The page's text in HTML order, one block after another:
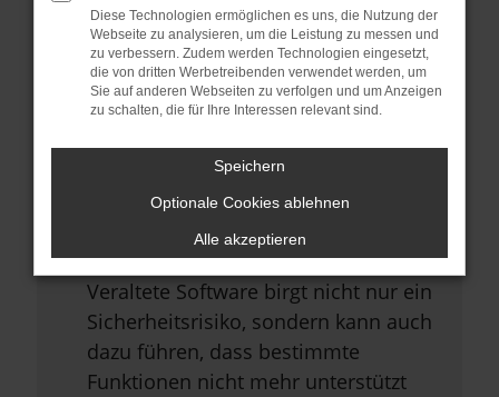
privaten Fenster?
Starte dein Gerät neu.
Das kann manchmal helfen,
Stelle sicher, dass dein Browser
und dein Betriebssystem auf dem
neuesten Stand sind.
Veraltete Software birgt nicht nur ein
Sicherheitsrisiko, sondern kann auch
dazu führen, dass bestimmte
Funktionen nicht mehr unterstützt
Diese Technologien ermöglichen es uns, die Nutzung der
Webseite zu analysieren, um die Leistung zu messen und
zu verbessern. Zudem werden Technologien eingesetzt,
die von dritten Werbetreibenden verwendet werden, um
Sie auf anderen Webseiten zu verfolgen und um Anzeigen
zu schalten, die für Ihre Interessen relevant sind.
Speichern
Optionale Cookies ablehnen
Alle akzeptieren